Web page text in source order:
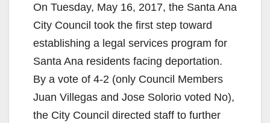
On Tuesday, May 16, 2017, the Santa Ana
City Council took the first step toward
establishing a legal services program for
Santa Ana residents facing deportation.
By a vote of 4-2 (only Council Members
Juan Villegas and Jose Solorio voted No),
the City Council directed staff to further